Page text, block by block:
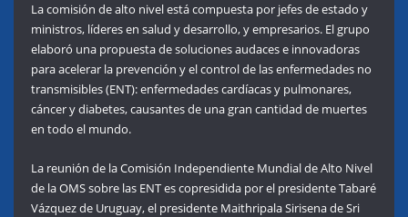
La comisión de alto nivel está compuesta por jefes de estado y
ministros, líderes en salud y desarrollo, y empresarios. El grupo
elaboró una propuesta de soluciones audaces e innovadoras
para acelerar la prevención y el control de las enfermedades no
transmisibles (ENT): enfermedades cardíacas y pulmonares,
cáncer y diabetes, causantes de una gran cantidad de muertes
en todo el mundo.
La reunión de la Comisión Independiente Mundial de Alto Nivel
de la OMS sobre las ENT es copresidida por el presidente Tabaré
Vázquez de Uruguay, el presidente Maithripala Sirisena de Sri